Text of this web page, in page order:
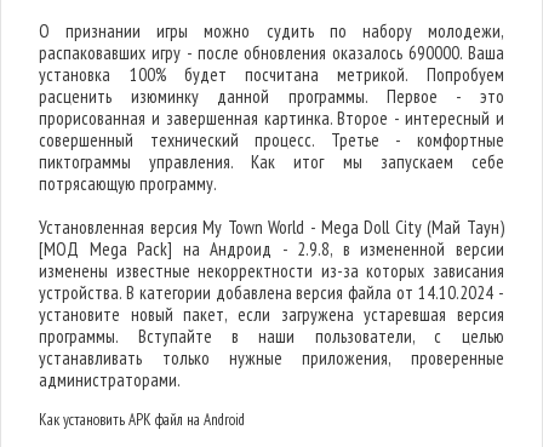
О признании игры можно судить по набору молодежи,
распаковавших игру - после обновления оказалось 690000. Ваша
установка 100% будет посчитана метрикой. Попробуем
расценить изюминку данной программы. Первое - это
прорисованная и завершенная картинка. Второе - интересный и
совершенный технический процесс. Третье - комфортные
пиктограммы управления. Как итог мы запускаем себе
потрясающую программу.
Установленная версия My Town World - Mega Doll City (Май Таун)
[МОД Mega Pack] на Андроид - 2.9.8, в измененной версии
изменены известные некорректности из-за которых зависания
устройства. В категории добавлена версия файла от 14.10.2024 -
установите новый пакет, если загружена устаревшая версия
программы. Вступайте в наши пользователи, с целью
устанавливать только нужные приложения, проверенные
администраторами.
Как установить APK файл на Android